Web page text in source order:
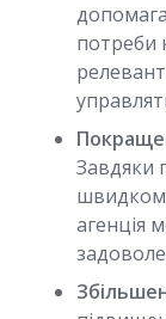
потреби
Завдяки
агенція